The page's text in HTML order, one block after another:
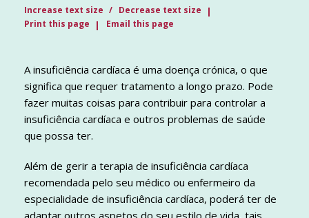
Increase text size
Decrease text size
Print this page
Email this page
A insuficiência cardíaca é uma doença crónica, o que
significa que requer tratamento a longo prazo. Pode
fazer muitas coisas para contribuir para controlar a
insuficiência cardíaca e outros problemas de saúde
que possa ter.
Além de gerir a terapia de insuficiência cardíaca
recomendada pelo seu médico ou enfermeiro da
especialidade de insuficiência cardíaca, poderá ter de